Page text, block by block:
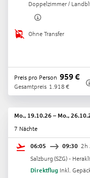
Doppelzimmer /
Ohne Transfer
Preis pro Person 959€
Gesamtpreis 1.918 €
Mo., 19.10.26 – Mo.,
7 Nächte
06:05 09:30 2h
Salzburg (SZG) -
Direktflug Inkl.